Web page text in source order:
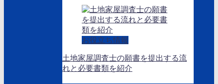
お役立ち情報
土地家屋調査士の願書を提出する流
れと必要書類を紹介